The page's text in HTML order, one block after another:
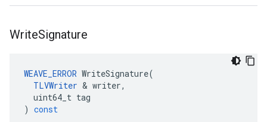
WriteSignature
WEAVE_ERROR WriteSignature(
TLVWriter & writer,
uint64_t tag
) const